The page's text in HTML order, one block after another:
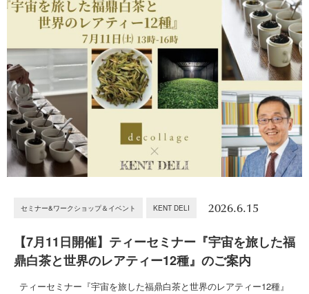
セミナー&ワークショップ＆イベント KENT DELI 2026.6.15
【7月11日開催】ティーセミナー『宇宙を旅した福
鼎白茶と世界のレアティー12種』のご案内
ティーセミナー『宇宙を旅した福鼎白茶と世界のレアティー12種』